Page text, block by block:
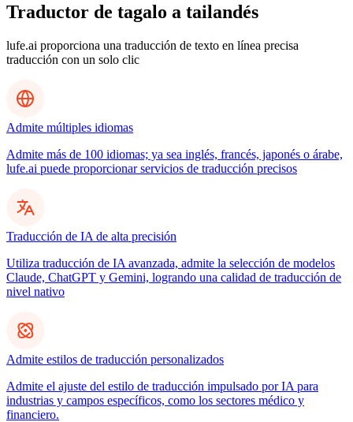
Traductor de tagalo a tailandés
lufe.ai proporciona una traducción de texto en línea precisa
traducción con un solo clic
Admite múltiples idiomas
Admite más de 100 idiomas; ya sea inglés, francés, japonés o árabe,
lufe.ai puede proporcionar servicios de traducción precisos
Traducción de IA de alta precisión
Utiliza traducción de IA avanzada, admite la selección de modelos
Claude, ChatGPT y Gemini, logrando una calidad de traducción de
nivel nativo
Admite estilos de traducción personalizados
Admite el ajuste del estilo de traducción impulsado por IA para
industrias y campos específicos, como los sectores médico y
financiero.